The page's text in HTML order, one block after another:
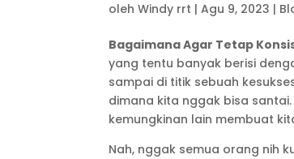
olehWindy rrt |Agu 9, 2023 |
Bagaimana Agar Tetap
yang tentu banyak berisi
sampai di titik sebuah
dimana kita nggak bisa
kemungkinan lain membuat
Nah, nggak semua orang nih